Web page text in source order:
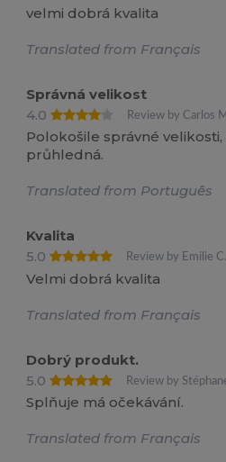
velmi dobrá kvalita
Translated from Français
Správná velikost
4.0
Review by Carlos
Polokošile správné
průhledná.
Translated from Português
Kvalita
5.0
Review by Emilie C.
Velmi dobrá kvalita
Translated from Français
Dobrý produkt.
5.0
Review by
Splňuje má očekávání.
Translated from Français